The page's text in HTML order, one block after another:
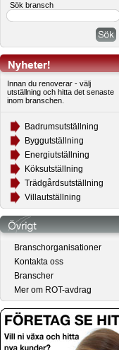
Sök bransch
Innan du renoverar - välj
utställning och hitta det senaste
inom branschen.
Badrumsutställning
Byggutställning
Energiutställning
Köksutställning
Trädgårdsutställning
Villautställning
Branschorganisationer
Kontakta oss
Branscher
Mer om ROT-avdrag